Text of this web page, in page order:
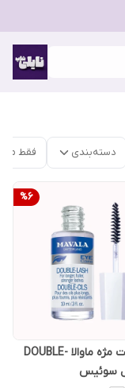
دسته‌بندی فقط
%6
سرم تقویت مژه ماوالا DOUBLE-